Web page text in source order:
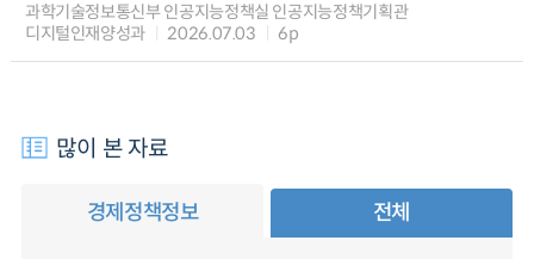
과학기술정보통신부 인공지능정책실 인공지능정책기획관
디지털인재양성과
2026.07.03 6p
많이 본 자료
경제정책정보 전체